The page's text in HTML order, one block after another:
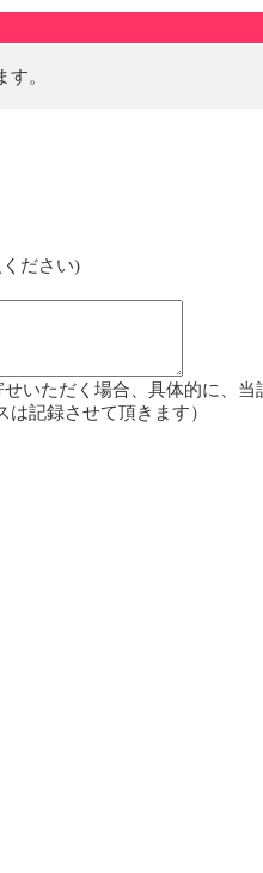
す。
ださい)
いただく場合、具体的に、
記録させて頂きます）